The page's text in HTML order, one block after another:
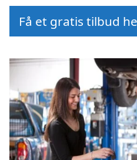
Få et gratis tilbud